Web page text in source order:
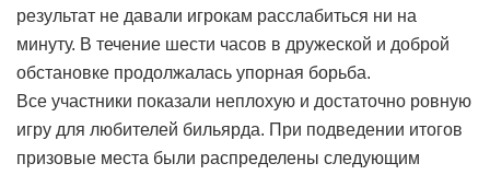
результат не давали игрокам расслабиться ни на
минуту. В течение шести часов в дружеской и доброй
обстановке продолжалась упорная борьба.
Все участники показали неплохую и достаточно ровную
игру для любителей бильярда. При подведении итогов
призовые места были распределены следующим